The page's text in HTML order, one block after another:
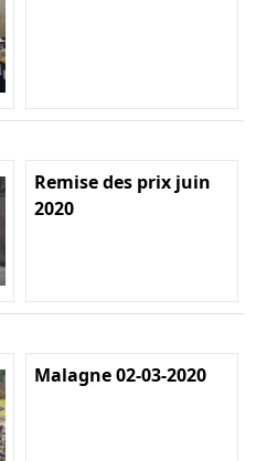
Remise des prix juin
2020
Malagne 02-03-2020